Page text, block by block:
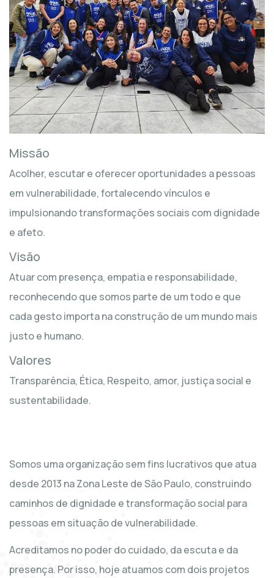
Missão
Acolher, escutar e oferecer oportunidades a pessoas
em vulnerabilidade, fortalecendo vínculos e
impulsionando transformações sociais com dignidade
e afeto.
Visão
Atuar com presença, empatia e responsabilidade,
reconhecendo que somos parte de um todo e que
cada gesto importa na construção de um mundo mais
justo e humano.
Valores
Transparência, Ética, Respeito, amor, justiça social e
sustentabilidade.
Somos uma organização sem fins lucrativos que atua
desde 2013 na Zona Leste de São Paulo, construindo
caminhos de dignidade e transformação social para
pessoas em situação de vulnerabilidade.
Acreditamos no poder do cuidado, da escuta e da
presença. Por isso, hoje atuamos com dois projetos